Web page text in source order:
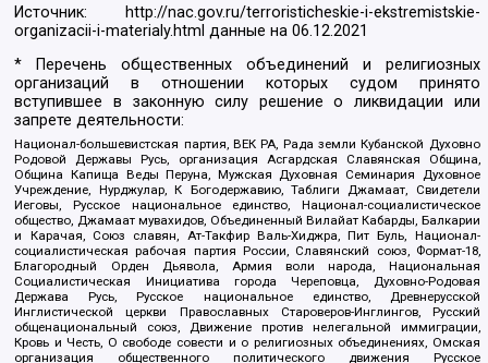
Источник:
http://nac.gov.ru/terroristicheskie-i-ekstremistskie-
organizacii-i-materialy.html данные на06.12.2021
* Перечень общественных объединений и религиозных
организаций в отношении которых судом принято
вступившее в законную силу решение о ликвидации или
запрете деятельности:
Национал-большевистская партия, ВЕК РА, Рада земли Кубанской Духовно
Родовой Державы Русь, организация Асгардская Славянская Община,
Община Капища Веды Перуна, Мужская Духовная Семинария Духовное
Учреждение, Нурджулар, К Богодержавию, Таблиги Джамаат, Свидетели
Иеговы, Русское национальное единство, Национал-социалистическое
общество, Джамаат мувахидов, Объединенный Вилайат Кабарды, Балкарии
и Карачая, Союз славян, Ат-Такфир Валь-Хиджра, Пит Буль, Национал-
социалистическая рабочая партия России, Славянский союз, Формат-18,
Благородный Орден Дьявола, Армия воли народа, Национальная
Социалистическая Инициатива города Череповца, Духовно-Родовая
Держава Русь, Русское национальное единство, Древнерусской
Инглистической церкви Православных Староверов-Инглингов, Русский
общенациональный союз, Движение против нелегальной иммиграции,
Кровь и Честь, О свободе совести и о религиозных объединениях, Омская
организация общественного политического движения Русское